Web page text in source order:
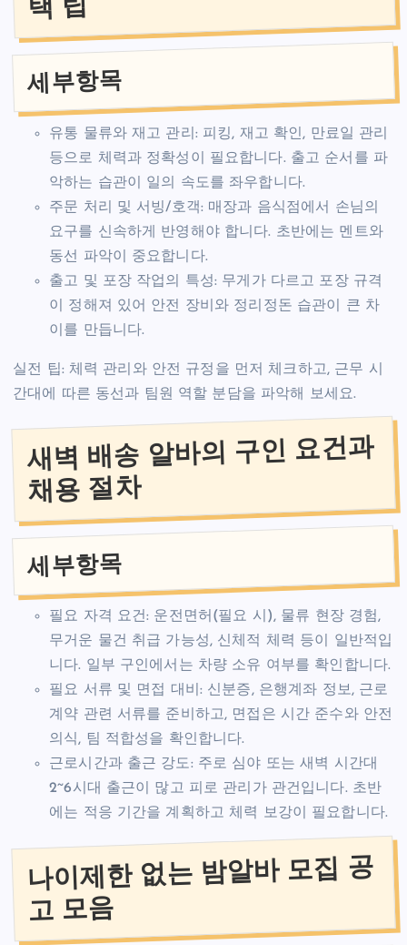
택 팁
세부항목
유통 물류와 재고 관리: 피킹, 재고 확인, 만료일 관리
등으로 체력과 정확성이 필요합니다. 출고 순서를 파
악하는 습관이 일의 속도를 좌우합니다.
주문 처리 및 서빙/호객: 매장과 음식점에서 손님의
요구를 신속하게 반영해야 합니다. 초반에는 멘트와
동선 파악이 중요합니다.
출고 및 포장 작업의 특성: 무게가 다르고 포장 규격
이 정해져 있어 안전 장비와 정리정돈 습관이 큰 차
이를 만듭니다.
실전 팁: 체력 관리와 안전 규정을 먼저 체크하고, 근무 시
간대에 따른 동선과 팀원 역할 분담을 파악해 보세요.
새벽 배송 알바의 구인 요건과
채용 절차
세부항목
필요 자격 요건: 운전면허(필요 시), 물류 현장 경험,
무거운 물건 취급 가능성, 신체적 체력 등이 일반적입
니다. 일부 구인에서는 차량 소유 여부를 확인합니다.
필요 서류 및 면접 대비: 신분증, 은행계좌 정보, 근로
계약 관련 서류를 준비하고, 면접은 시간 준수와 안전
의식, 팀 적합성을 확인합니다.
근로시간과 출근 강도: 주로 심야 또는 새벽 시간대
2~6시대 출근이 많고 피로 관리가 관건입니다. 초반
에는 적응 기간을 계획하고 체력 보강이 필요합니다.
나이제한 없는 밤알바 모집 공
고 모음